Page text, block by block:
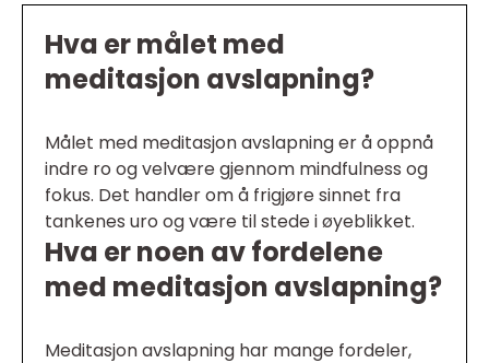
Hva er målet med
meditasjon avslapning?
Målet med meditasjon avslapning er å oppnå
indre ro og velvære gjennom mindfulness og
fokus. Det handler om å frigjøre sinnet fra
tankenes uro og være til stede i øyeblikket.
Hva er noen av fordelene
med meditasjon avslapning?
Meditasjon avslapning har mange fordeler,